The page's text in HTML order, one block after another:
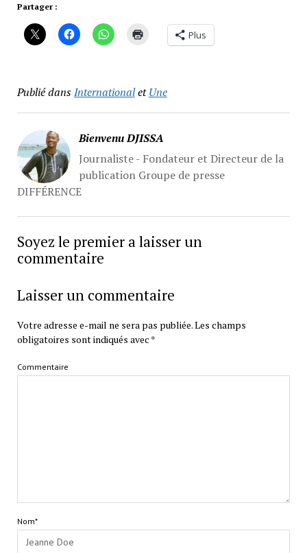
Partager :
Plus
Publié dansInternationaletUne
Bienvenu DJISSA
Journaliste - Fondateur et Directeur de la
publication Groupe de presse
DIFFÉRENCE
Soyez le premier a laisser un
commentaire
Laisser un commentaire
Votre adresse e-mail ne sera pas publiée.Les champs
obligatoires sont indiqués avec *
Commentaire
Nom*